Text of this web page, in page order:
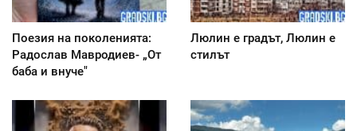
Поезия на поколенията:
Радослав Мавродиев- „От
баба и внуче"
Люлин е градът, Люлин е
стилът